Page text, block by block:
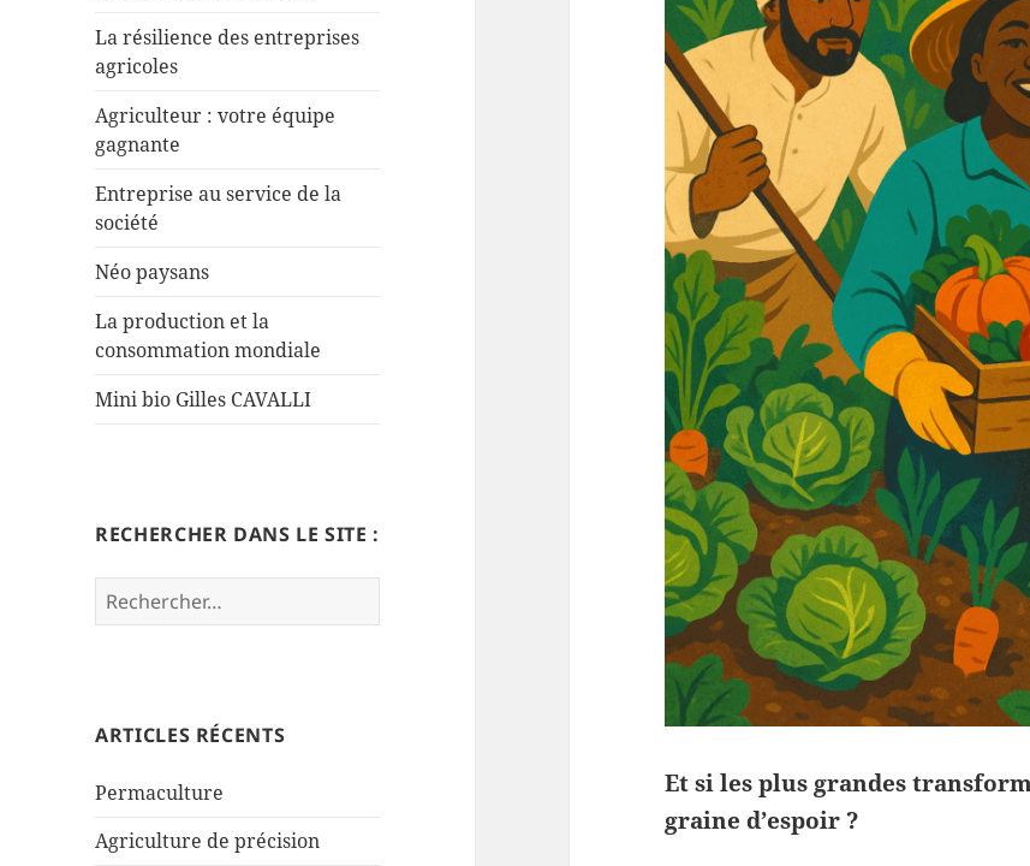
La résilience des entreprises
agricoles
Agriculteur : votre équipe
gagnante
Entreprise au service de la
société
Néo paysans
La production et la
consommation mondiale
Mini bio Gilles CAVALLI
RECHERCHER DANS LE SITE :
Rechercher :
ARTICLES RÉCENTS
Permaculture
Agriculture de précision
Et si les plus grandes
graine d’espoir ?